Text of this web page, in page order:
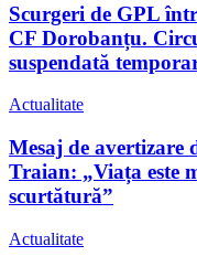
Scurgeri de GPL
CF Dorobanțu.
suspendată
Actualitate
Mesaj de avertizare
Traian: „Viața este
scurtătură”
Actualitate